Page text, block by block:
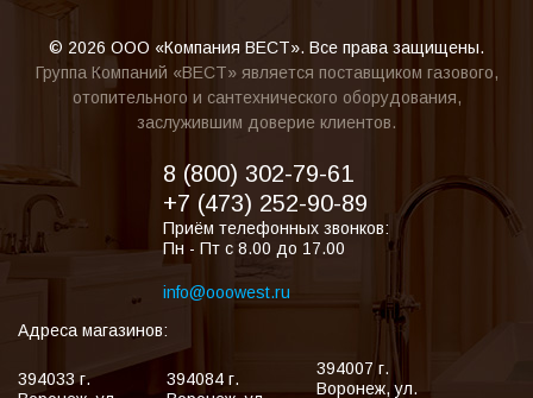
© 2026 ООО «Компания ВЕСТ». Все права защищены.
Группа Компаний «ВЕСТ» является поставщиком газового,
отопительного и сантехнического оборудования,
заслужившим доверие клиентов.
8 (800) 302-79-61
+7 (473) 252-90-89
Приём телефонных звонков:
Пн - Пт с 8.00 до 17.00
info@ooowest.ru
Адреса магазинов:
394033 г.
394084 г.
394007 г.
Воронеж,ул.